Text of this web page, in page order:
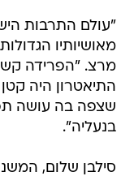
"עולם התרבות
מאושיותיו
מרצ. "הפרידה
התיאטרון היה
שצפה בה עושה
בנעליה".
סילבן שלום,